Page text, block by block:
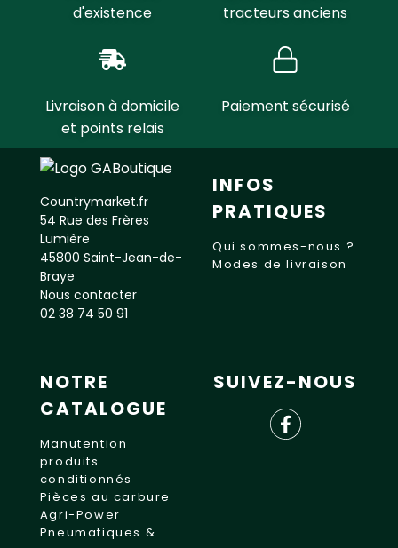
d'existence
tracteurs anciens
Livraison à domicile
et points relais
Paiement sécurisé
Countrymarket.fr
54 Rue des Frères
Lumière
45800 Saint-Jean-de-
Braye
Nous contacter
02 38 74 50 91
INFOS
PRATIQUES
Qui sommes-nous ?
Modes de livraison
NOTRE
CATALOGUE
Manutention
produits
conditionnés
Pièces au carbure
Agri-Power
Pneumatiques &
SUIVEZ-NOUS